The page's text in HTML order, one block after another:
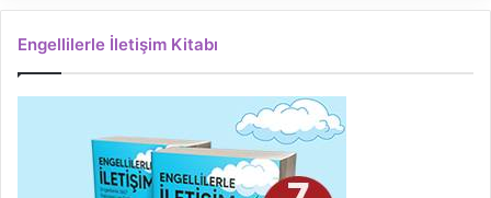
Engellilerle İletişim Kitabı